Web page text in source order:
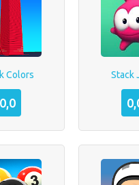
Colors
0,0
Stack